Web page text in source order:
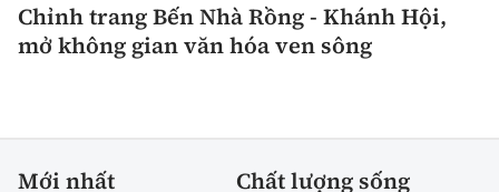
Chỉnh trang Bến Nhà Rồng - Khánh Hội,
mở không gian văn hóa ven sông
Mới nhất
Chất lượng sống